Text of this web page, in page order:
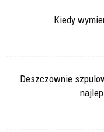
Kiedy
Deszczownie